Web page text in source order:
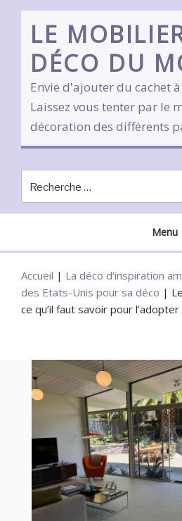
contentLE
DÉCO DU
Envie d'ajouter du cachet
Laissez vous tenter par le
décoration des différents
Menu
Accueil | La déco d'inspiration
des Etats-Unis pour sa déco |
ce qu’il faut savoir pour